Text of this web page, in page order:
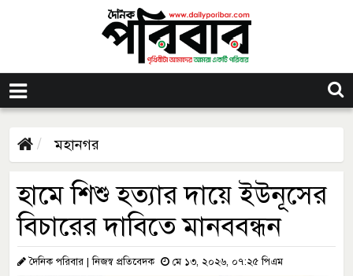
মহানগর
হামে শিশু হত্যার দায়ে ইউনূসের
বিচারের দাবিতে মানববন্ধন
দৈনিক পরিবার | নিজস্ব প্রতিবেদক মে ১৩, ২০২৬, ০৭:২৫ পিএম